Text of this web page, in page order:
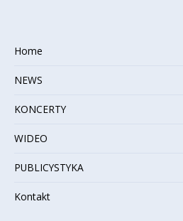
Home
NEWS
KONCERTY
WIDEO
PUBLICYSTYKA
Kontakt